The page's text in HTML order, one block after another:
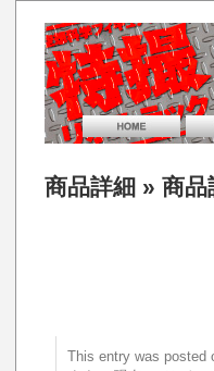
商品詳細 » 商品
This entry was